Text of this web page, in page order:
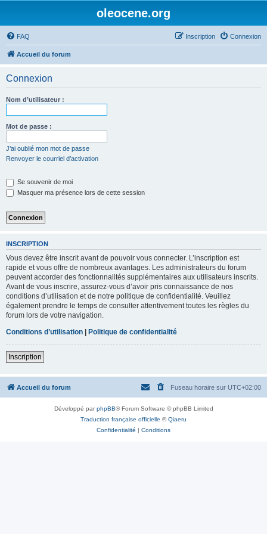
oleocene.org
FAQ Connexion
Inscription
Accueil du forum
Connexion
Nom d’utilisateur :
Mot de passe :
J’ai oublié mon mot de passe
Renvoyer le courriel d’activation
Se souvenir de moi
Masquer ma présence lors de cette session
INSCRIPTION
Vous devez être inscrit avant de pouvoir vous connecter. L’inscription est
rapide et vous offre de nombreux avantages. Les administrateurs du forum
peuvent accorder des fonctionnalités supplémentaires aux utilisateurs inscrits.
Avant de vous inscrire, assurez-vous d’avoir pris connaissance de nos
conditions d’utilisation et de notre politique de confidentialité. Veuillez
également prendre le temps de consulter attentivement toutes les règles du
forum lors de votre navigation.
Conditions d’utilisation | Politique de confidentialité
Inscription
Accueil du forum Fuseau horaire sur UTC+02:00
Développé parphpBB® Forum Software © phpBB Limited
Traduction française officielle ©Qiaeru
Confidentialité | Conditions